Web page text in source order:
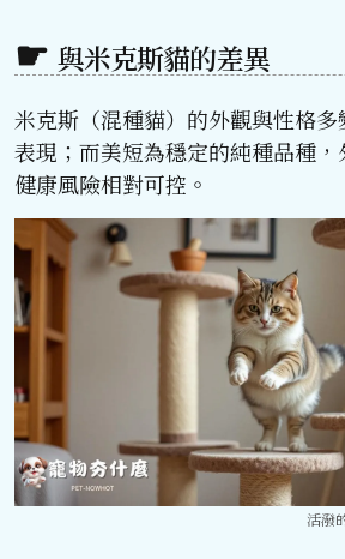
與米克斯貓的差異
米克斯（混種貓）的外觀與性格
表現；而美短為穩定的純種品種
健康風險相對可控。
活潑